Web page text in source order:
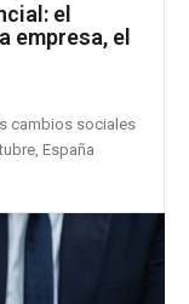
el
empresa, el
cambios sociales